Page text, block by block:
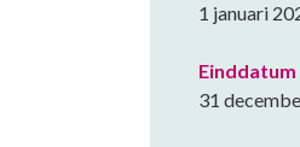
1 januari
Einddatum
31